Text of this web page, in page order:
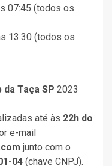
07:45 (todos os
13:30 (todos os
da Taça SP 2023
até às 22h do
e-mail
junto com o
04 (chave CNPJ).